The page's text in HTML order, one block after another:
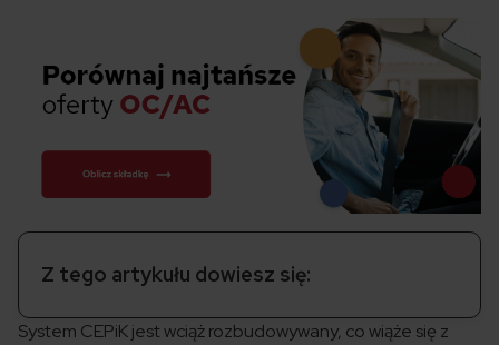
Z tego artykułu dowiesz się:
System CEPiK jest wciąż rozbudowywany, co wiąże się z